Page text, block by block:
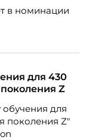
в номинации
для 430
Z
обучения для
поколения Z"